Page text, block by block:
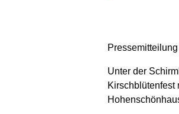
Unter der
Kirschblütenfest